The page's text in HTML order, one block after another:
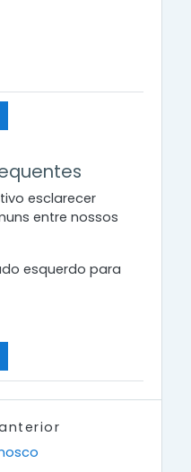
esclarecer
entre nossos
esquerdo para